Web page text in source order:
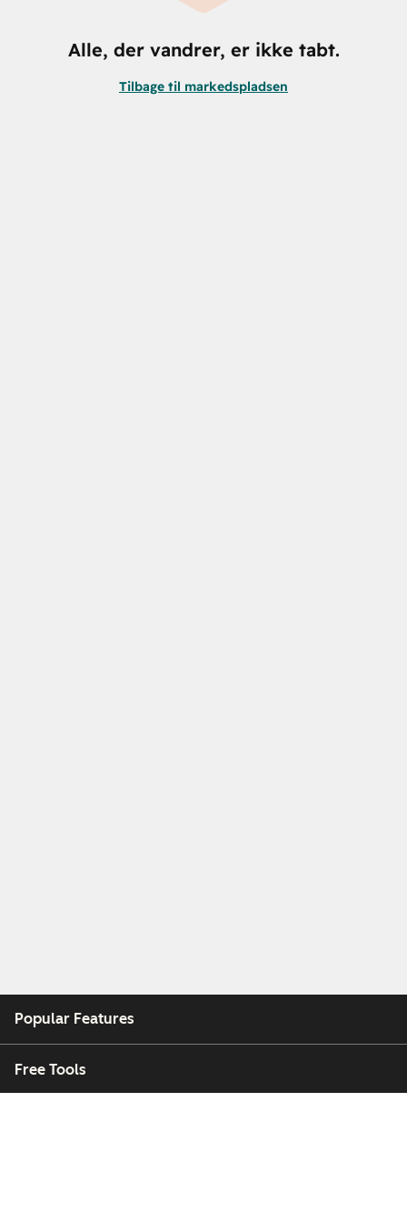
Alle, der vandrer, er ikke tabt.
Tilbage til markedspladsen
Popular Features
Free Tools